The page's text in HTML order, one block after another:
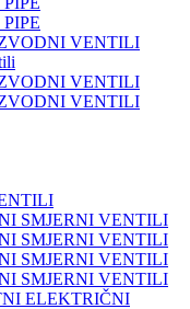
VENTILI
VENTILI
VENTILI
SMJERNI VENTILI
SMJERNI VENTILI
SMJERNI VENTILI
SMJERNI VENTILI
ELEKTRIČNI